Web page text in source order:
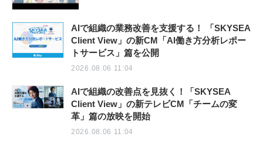
AIで組織の業務改善を支援する！ 「SKYSEA
Client View」の新CM「AI働き方分析レポー
トサービス」篇を公開
2026.08.06 11:04
AIで組織の改善点を見抜く！「SKYSEA
Client View」の新テレビCM「チームの変
革」篇の放映を開始
2026.08.06 11:04